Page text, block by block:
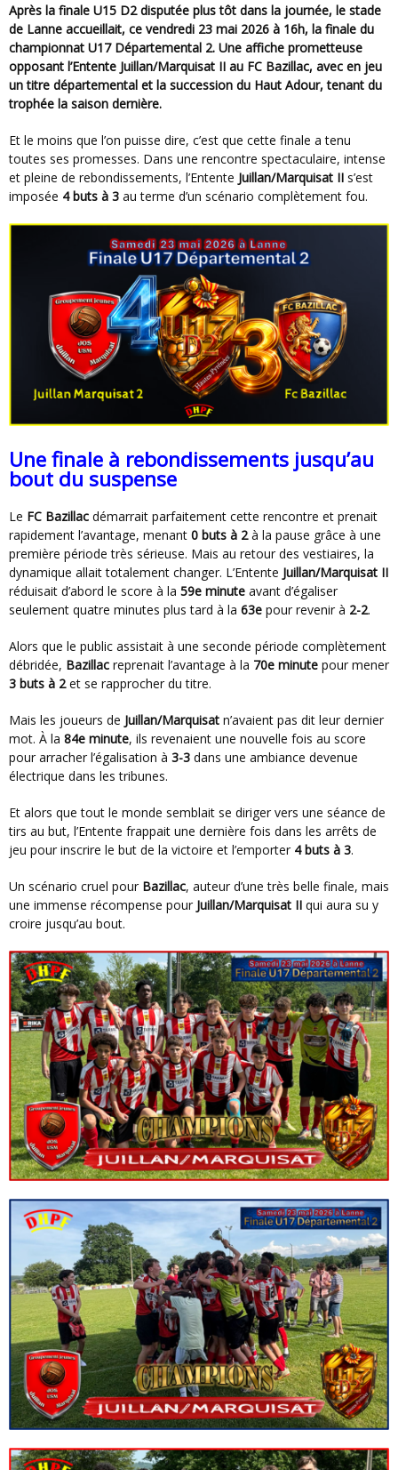
Après la finale U15 D2 disputée plus tôt dans la journée, le stade
de Lanne accueillait, ce vendredi 23 mai 2026 à 16h, la finale du
championnat U17 Départemental 2. Une affiche prometteuse
opposant l’Entente Juillan/Marquisat II au FC Bazillac, avec en jeu
un titre départemental et la succession du Haut Adour, tenant du
trophée la saison dernière.
Et le moins que l’on puisse dire, c’est que cette finale a tenu
toutes ses promesses. Dans une rencontre spectaculaire, intense
et pleine de rebondissements, l’Entente Juillan/Marquisat II s’est
imposée 4 buts à 3 au terme d’un scénario complètement fou.
Une finale à rebondissements jusqu’au
bout du suspense
Le FC Bazillac démarrait parfaitement cette rencontre et prenait
rapidement l’avantage, menant 0 buts à 2à la pause grâce à une
première période très sérieuse. Mais au retour des vestiaires, la
dynamique allait totalement changer. L’Entente Juillan/Marquisat II
réduisait d’abord le score à la 59e minute avant d’égaliser
seulement quatre minutes plus tard à la 63e pour revenir à 2-2.
Alors que le public assistait à une seconde période complètement
débridée, Bazillac reprenait l’avantage à la 70e minute pour mener
3 buts à 2et se rapprocher du titre.
Mais les joueurs de Juillan/Marquisat n’avaient pas dit leur dernier
mot. À la 84e minute, ils revenaient une nouvelle fois au score
pour arracher l’égalisation à 3-3 dans une ambiance devenue
électrique dans les tribunes.
Et alors que tout le monde semblait se diriger vers une séance de
tirs au but, l’Entente frappait une dernière fois dans les arrêts de
jeu pour inscrire le but de la victoire et l’emporter 4 buts à 3.
Un scénario cruel pour Bazillac, auteur d’une très belle finale, mais
une immense récompense pour Juillan/Marquisat II qui aura su y
croire jusqu’au bout.